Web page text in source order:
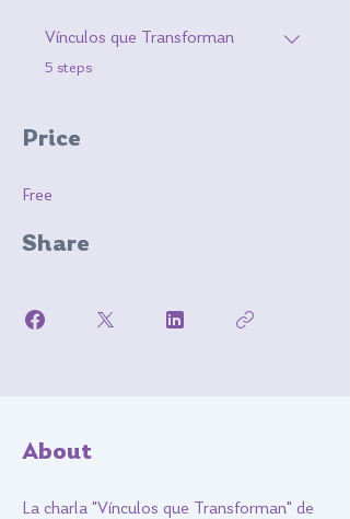
About
La charla "Vínculos que Transforman" de
Vínculos que Transforman
.
5 steps
Price
Free
Share